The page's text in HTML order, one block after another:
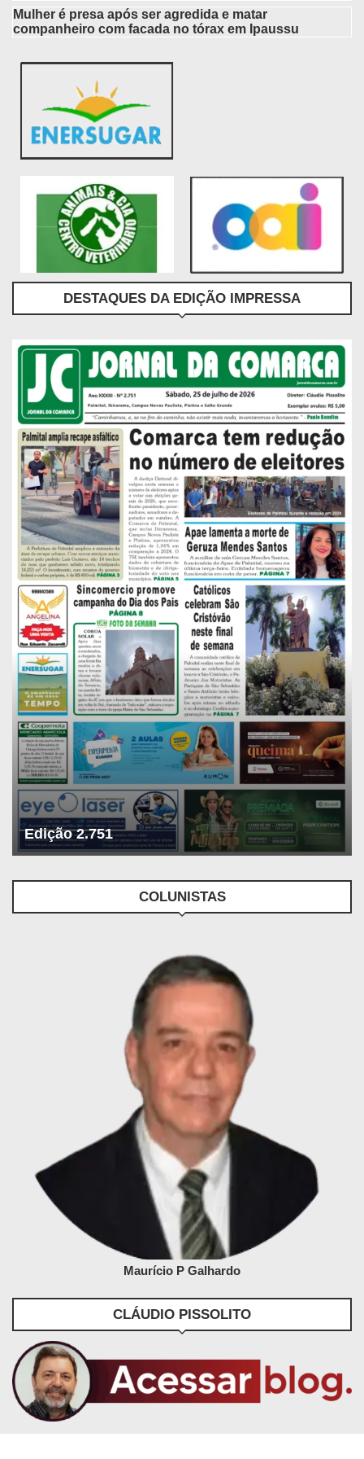
Mulher é presa após ser agredida e matar
companheiro com facada no tórax em Ipaussu
DESTAQUES DA EDIÇÃO IMPRESSA
Edição 2.751
COLUNISTAS
Maurício P Galhardo
CLÁUDIO PISSOLITO